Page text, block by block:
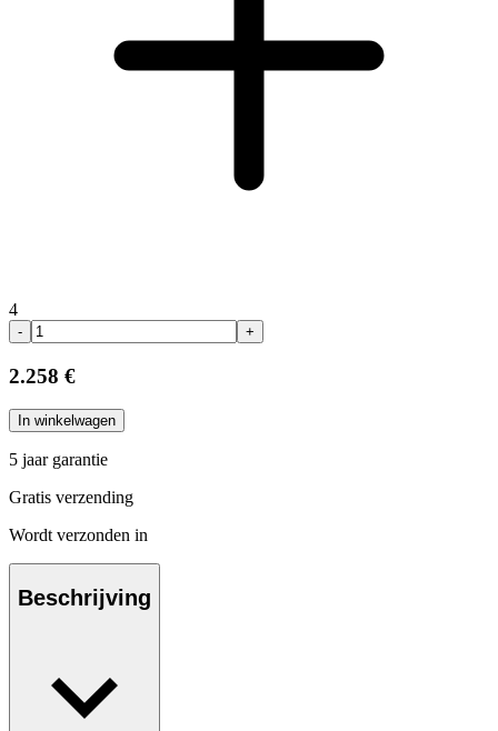
4
- +
2.258 €
In winkelwagen
5 jaar garantie
Gratis verzending
Wordt verzonden in
Beschrijving